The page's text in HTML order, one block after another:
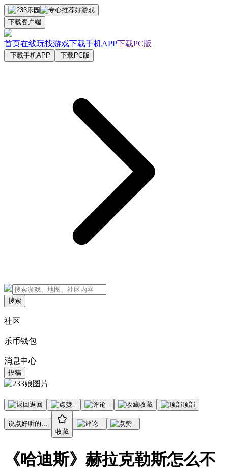
下载客户端
首页在线玩找游戏下载手机APP下载PC版
下载手机APP 下载PC版
搜索
社区
乐币钱包
消息中心
投稿
返回 -- -- 收藏 顶部
说点好听的...
收藏
-- --
《哈迪斯》赫拉克勒斯怎么不